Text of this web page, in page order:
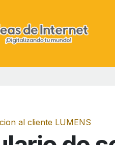
al cliente LUMENS